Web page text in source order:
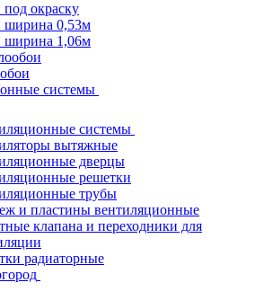
окраску
ширина 0,53м
ширина 1,06м
системы
системы
вытяжные
дверцы
решетки
трубы
и пластины вентиляционные
клапана и переходники для
радиаторные